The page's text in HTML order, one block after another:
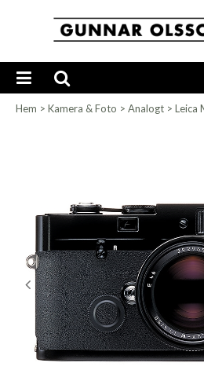
Hem > Kamera & Foto > Analogt > Leica